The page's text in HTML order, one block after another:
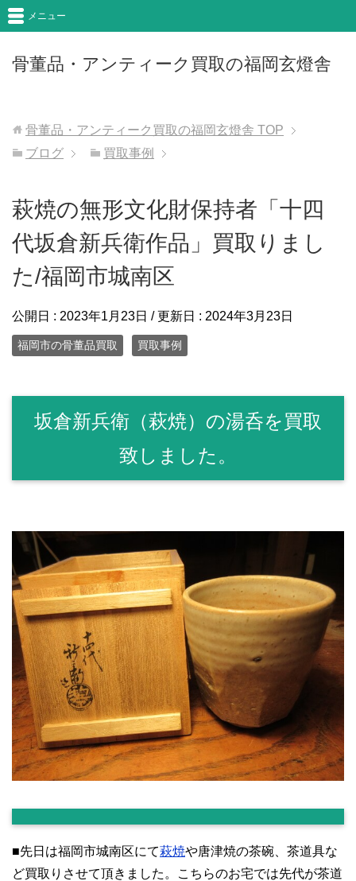
骨董品・アンティーク買取の福岡玄燈舎
メニュー
骨董品・アンティーク買取の福岡玄燈舎 TOP
ブログ
買取事例
萩焼の無形文化財保持者「十四
代坂倉新兵衛作品」買取りまし
た/福岡市城南区
公開日 : 2023年1月23日 / 更新日 : 2024年3月23日
福岡市の骨董品買取 買取事例
坂倉新兵衛（萩焼）の湯呑を買取
致しました。
■先日は福岡市城南区にて萩焼や唐津焼の茶碗、茶道具な
ど買取りさせて頂きました。こちらのお宅では先代が茶道